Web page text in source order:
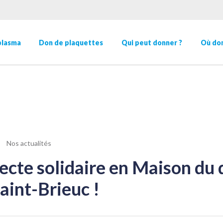
Don de plaquettes Qui peut donner ? Où
Nos actualités
solidaire en Maison du
Brieuc !